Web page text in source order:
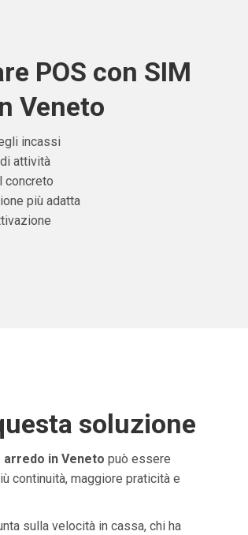
POS con SIM
Veneto
incassi
attività
concreto
più adatta
soluzione
arredo in Veneto può essere
continuità, maggiore praticità e
sulla velocità in cassa, chi ha